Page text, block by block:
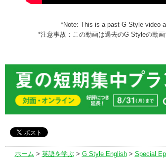
*Note: This is a past G Style video
*注意事故：この動画は過去のG Styleの動
ホーム > 英語を学ぶ> G Style English> Special